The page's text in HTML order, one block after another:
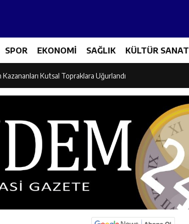
SPOR EKONOMİ SAĞLIK KÜLTÜR SANAT
Bilgilendirme Faaliyeti
Kazananları Kutsal Topraklara Uğurlandı
Hava Sineması Renk Kattı
Mehmet Zengin’in Cenaze Törenine Katıldı
Burhan İşliyen Erzincan’da Kur’an Kursu Öğrencileriyle Buluştu